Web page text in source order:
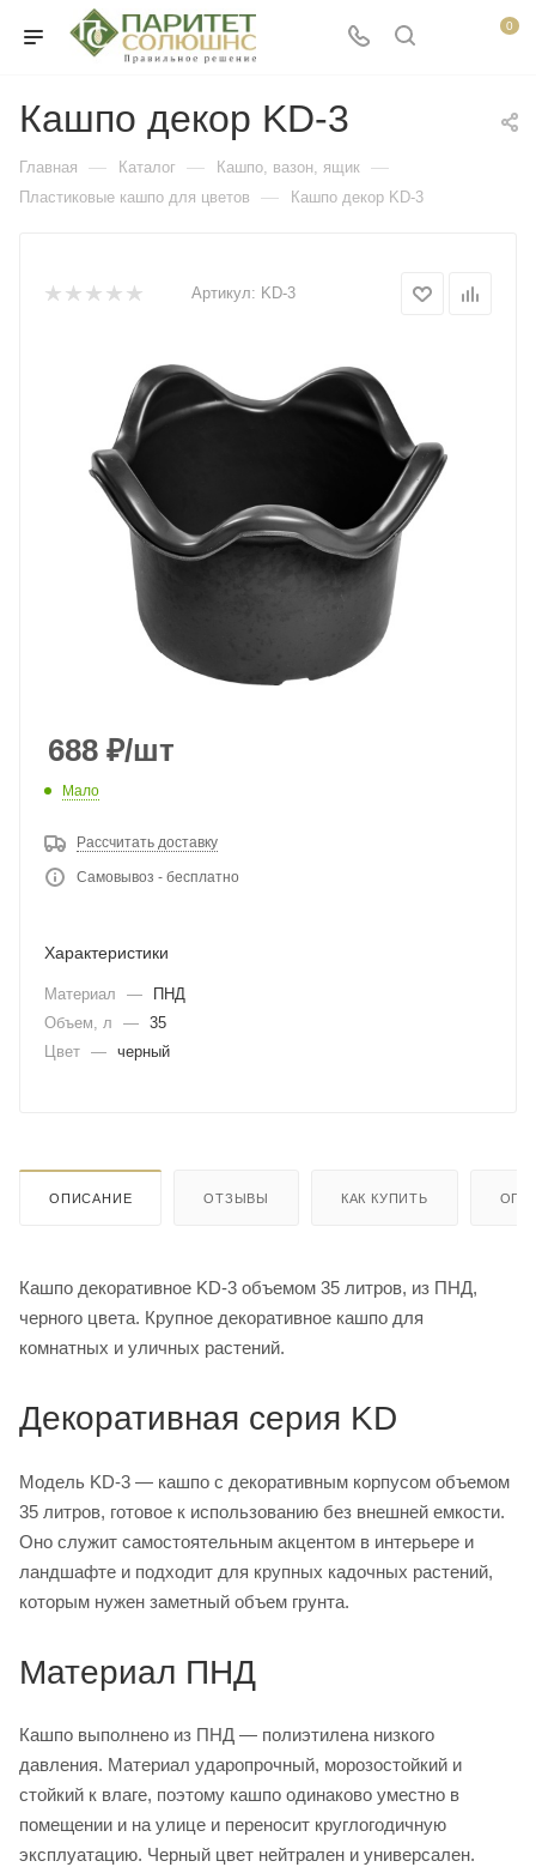
0
Кашпо декор KD-3
Главная — Каталог — Кашпо, вазон, ящик —
Пластиковые кашпо для цветов — Кашпо декор KD-3
Артикул: KD-3
688 ₽/шт
Мало
Рассчитать доставку
Самовывоз - бесплатно
Характеристики
Материал —
ПНД
Объем, л
— 35
Цвет — черный
ОПИСАНИЕ ОТЗЫВЫ КАК КУПИТЬ
Кашпо декоративное KD-3 объемом 35 литров, из ПНД,
черного цвета. Крупное декоративное кашпо для
комнатных и уличных растений.
Декоративная серия KD
Модель KD-3 — кашпо с декоративным корпусом объемом
35 литров, готовое к использованию без внешней емкости.
Оно служит самостоятельным акцентом в интерьере и
ландшафте и подходит для крупных кадочных растений,
которым нужен заметный объем грунта.
Материал ПНД
Кашпо выполнено из ПНД — полиэтилена низкого
давления. Материал ударопрочный, морозостойкий и
стойкий к влаге, поэтому кашпо одинаково уместно в
помещении и на улице и переносит круглогодичную
эксплуатацию. Черный цвет нейтрален и универсален.